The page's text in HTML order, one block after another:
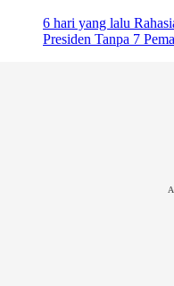
6 hari yang lalu
Presiden Tanpa 7